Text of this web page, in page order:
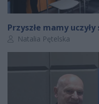
Przyszłe mamy
Autor artykułu:
Natalia Pętelska